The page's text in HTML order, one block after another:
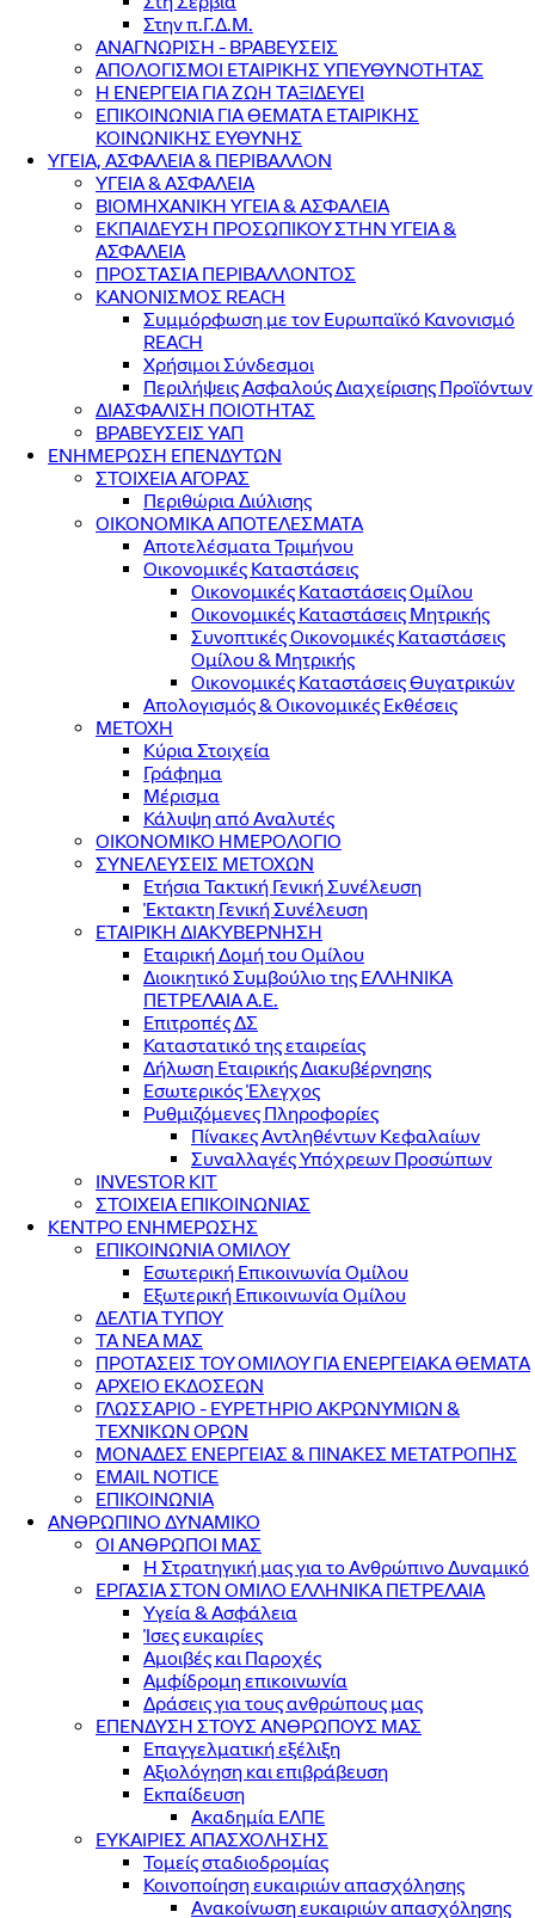
Στην π.Γ.Δ.Μ.
ΑΝΑΓΝΩΡΙΣΗ - ΒΡΑΒΕΥΣΕΙΣ
ΑΠΟΛΟΓΙΣΜΟΙ ΕΤΑΙΡΙΚΗΣ ΥΠΕΥΘΥΝΟΤΗΤΑΣ
Η ΕΝΕΡΓΕΙΑ ΓΙΑ ΖΩΗ ΤΑΞΙΔΕΥΕΙ
ΕΠΙΚΟΙΝΩΝΙΑ ΓΙΑ ΘΕΜΑΤΑ ΕΤΑΙΡΙΚΗΣ
ΚΟΙΝΩΝΙΚΗΣ ΕΥΘΥΝΗΣ
ΥΓΕΙΑ, ΑΣΦΑΛΕΙΑ & ΠΕΡΙΒΑΛΛΟΝ
ΥΓΕΙΑ & ΑΣΦΑΛΕΙΑ
ΒΙΟΜΗΧΑΝΙΚΗ ΥΓΕΙΑ & ΑΣΦΑΛΕΙΑ
ΕΚΠΑΙΔΕΥΣΗ ΠΡΟΣΩΠΙΚΟΥ ΣΤΗΝ ΥΓΕΙΑ &
ΑΣΦΑΛΕΙΑ
ΠΡΟΣΤΑΣΙΑ ΠΕΡΙΒΑΛΛΟΝΤΟΣ
ΚΑΝΟΝΙΣΜΟΣ REACH
Συμμόρφωση με τον Ευρωπαϊκό Κανονισμό
REACH
Χρήσιμοι Σύνδεσμοι
Περιλήψεις Ασφαλούς Διαχείρισης Προϊόντων
ΔΙΑΣΦΑΛΙΣΗ ΠΟΙΟΤΗΤΑΣ
ΒΡΑΒΕΥΣΕΙΣ ΥΑΠ
ΕΝΗΜΕΡΩΣΗ ΕΠΕΝΔΥΤΩΝ
ΣΤΟΙΧΕΙΑ ΑΓΟΡΑΣ
Περιθώρια Διύλισης
ΟΙΚΟΝΟΜΙΚΑ ΑΠΟΤΕΛΕΣΜΑΤΑ
Αποτελέσματα Τριμήνου
Οικονομικές Καταστάσεις
Οικονομικές Καταστάσεις Ομίλου
Οικονομικές Καταστάσεις Μητρικής
Συνοπτικές Οικονομικές Καταστάσεις
Ομίλου & Μητρικής
Οικονομικές Καταστάσεις Θυγατρικών
Απολογισμός & Οικονομικές Εκθέσεις
ΜΕΤΟΧΗ
Κύρια Στοιχεία
Γράφημα
Μέρισμα
Κάλυψη από Αναλυτές
ΟΙΚΟΝΟΜΙΚΟ ΗΜΕΡΟΛΟΓΙΟ
ΣΥΝΕΛΕΥΣΕΙΣ ΜΕΤΟΧΩΝ
Ετήσια Τακτική Γενική Συνέλευση
Έκτακτη Γενική Συνέλευση
ΕΤΑΙΡΙΚΗ ΔΙΑΚΥΒΕΡΝΗΣΗ
Εταιρική Δομή του Ομίλου
Διοικητικό Συμβούλιο της ΕΛΛΗΝΙΚΑ
ΠΕΤΡΕΛΑΙΑ Α.Ε.
Επιτροπές ΔΣ
Καταστατικό της εταιρείας
Δήλωση Εταιρικής Διακυβέρνησης
Εσωτερικός Έλεγχος
Ρυθμιζόμενες Πληροφορίες
Πίνακες Αντληθέντων Κεφαλαίων
Συναλλαγές Υπόχρεων Προσώπων
INVESTOR KIT
ΣΤΟΙΧΕΙΑ ΕΠΙΚΟΙΝΩΝΙΑΣ
ΚΕΝΤΡΟ ΕΝΗΜΕΡΩΣΗΣ
ΕΠΙΚΟΙΝΩΝΙΑ ΟΜΙΛΟΥ
Εσωτερική Επικοινωνία Ομίλου
Εξωτερική Επικοινωνία Ομίλου
ΔΕΛΤΙΑ ΤΥΠΟΥ
ΤΑ ΝΕΑ ΜΑΣ
ΠΡΟΤΑΣΕΙΣ ΤΟΥ ΟΜΙΛΟΥ ΓΙΑ ΕΝΕΡΓΕΙΑΚΑ ΘΕΜΑΤΑ
ΑΡΧΕΙΟ ΕΚΔΟΣΕΩΝ
ΓΛΩΣΣΑΡΙΟ - ΕΥΡΕΤΗΡΙΟ ΑΚΡΩΝΥΜΙΩΝ &
ΤΕΧΝΙΚΩΝ ΟΡΩΝ
ΜΟΝΑΔΕΣ ΕΝΕΡΓΕΙΑΣ & ΠΙΝΑΚΕΣ ΜΕΤΑΤΡΟΠΗΣ
EMAIL NOTICE
ΕΠΙΚΟΙΝΩΝΙΑ
ΑΝΘΡΩΠΙΝΟ ΔΥΝΑΜΙΚΟ
ΟΙ ΑΝΘΡΩΠΟΙ ΜΑΣ
Η Στρατηγική μας για το Ανθρώπινο Δυναμικό
ΕΡΓΑΣΙΑ ΣΤΟΝ ΟΜΙΛΟ ΕΛΛΗΝΙΚΑ ΠΕΤΡΕΛΑΙΑ
Υγεία & Ασφάλεια
Ίσες ευκαιρίες
Αμοιβές και Παροχές
Αμφίδρομη επικοινωνία
Δράσεις για τους ανθρώπους μας
ΕΠΕΝΔΥΣΗ ΣΤΟΥΣ ΑΝΘΡΩΠΟΥΣ ΜΑΣ
Επαγγελματική εξέλιξη
Αξιολόγηση και επιβράβευση
Εκπαίδευση
Ακαδημία ΕΛΠΕ
ΕΥΚΑΙΡΙΕΣ ΑΠΑΣΧΟΛΗΣΗΣ
Τομείς σταδιοδρομίας
Κοινοποίηση ευκαιριών απασχόλησης
Ανακοίνωση ευκαιριών απασχόλησης